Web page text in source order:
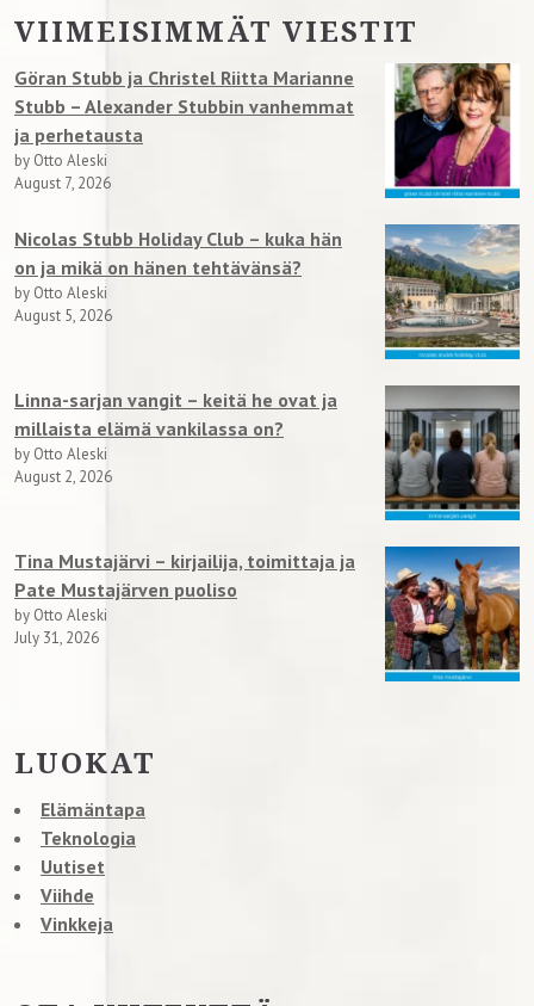
VIIMEISIMMÄT VIESTIT
Göran Stubb ja Christel Riitta Marianne
Stubb – Alexander Stubbin vanhemmat
ja perhetausta
by Otto Aleski
August 7, 2026
Nicolas Stubb Holiday Club – kuka hän
on ja mikä on hänen tehtävänsä?
by Otto Aleski
August 5, 2026
Linna-sarjan vangit – keitä he ovat ja
millaista elämä vankilassa on?
by Otto Aleski
August 2, 2026
Tina Mustajärvi – kirjailija, toimittaja ja
Pate Mustajärven puoliso
by Otto Aleski
July 31, 2026
LUOKAT
Elämäntapa
Teknologia
Uutiset
Viihde
Vinkkeja